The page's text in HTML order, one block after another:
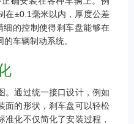
在±0.1毫米以内，厚度公差
的控制使得刹车盘能够在
车辆制动系统。
。通过统一接口设计，例如
面的形状，刹车盘可以轻松
化不仅简化了安装过程，